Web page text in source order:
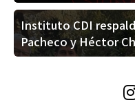
Instituto CDI
Pacheco y Héctor